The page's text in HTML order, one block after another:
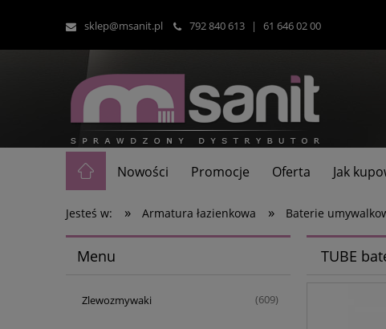
sklep@msanit.pl 792 840 613 | 61 646 02 00
Nowości Promocje Oferta Jak
Jesteś w: » Armatura łazienkowa » Baterie
Menu
Zlewozmywaki (609)
TUBE